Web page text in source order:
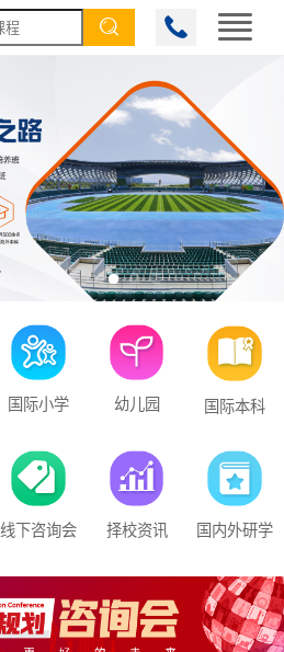

国际小学 幼儿园 国际本科
线下咨询会 择校资讯 国内外研学